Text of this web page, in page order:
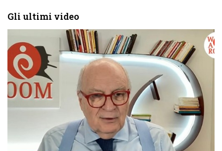
Gli ultimi video